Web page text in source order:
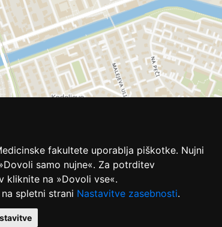
fakultete uporablja piškotke. Nujni
samo nujne«. Za potrditev
kliknite na »Dovoli vse«.
spletni strani Nastavitve zasebnosti.